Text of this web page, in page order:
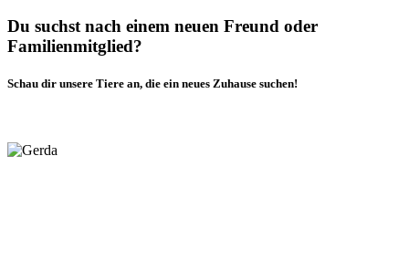
Du suchst nach einem neuen Freund oder
Familienmitglied?
Schau dir unsere Tiere an, die ein neues Zuhause suchen!